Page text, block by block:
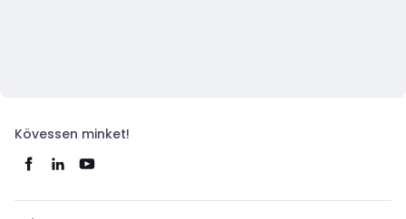
Kövessen minket!